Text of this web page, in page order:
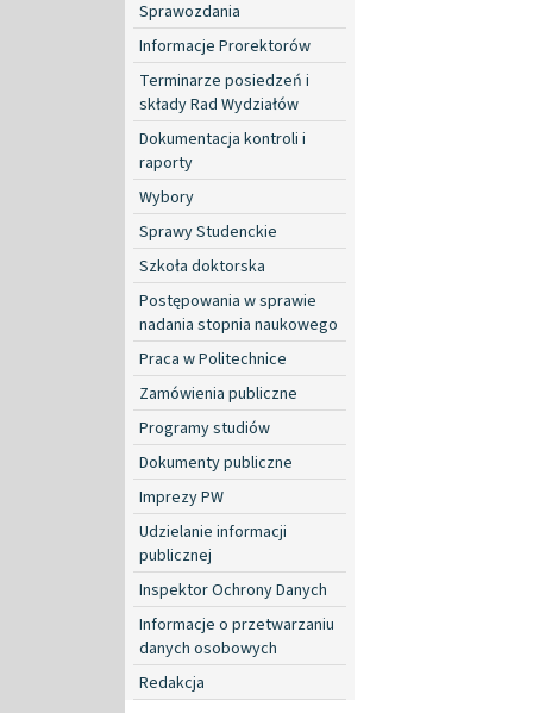
Sprawozdania
Informacje Prorektorów
Terminarze posiedzeń i
składy Rad Wydziałów
Dokumentacja kontroli i
raporty
Wybory
Sprawy Studenckie
Szkoła doktorska
Postępowania w sprawie
nadania stopnia naukowego
Praca w Politechnice
Zamówienia publiczne
Programy studiów
Dokumenty publiczne
Imprezy PW
Udzielanie informacji
publicznej
Inspektor Ochrony Danych
Informacje o przetwarzaniu
danych osobowych
Redakcja